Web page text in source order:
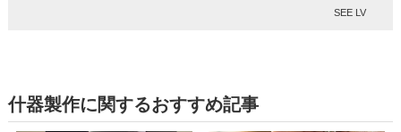
SEE LV
什器製作に関するおすすめ記事